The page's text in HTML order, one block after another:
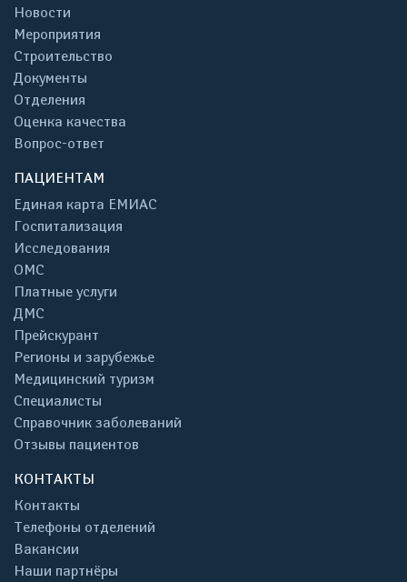
Новости
Мероприятия
Строительство
Документы
Отделения
Оценка качества
Вопрос-ответ
ПАЦИЕНТАМ
Единая карта ЕМИАС
Госпитализация
Исследования
ОМС
Платные услуги
ДМС
Прейскурант
Регионы и зарубежье
Медицинский туризм
Специалисты
Справочник заболеваний
Отзывы пациентов
КОНТАКТЫ
Контакты
Телефоны отделений
Вакансии
Наши партнёры